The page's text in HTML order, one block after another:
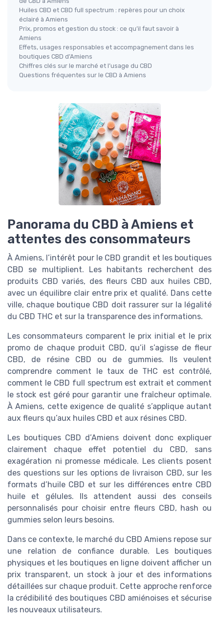
Huiles CBD et CBD full spectrum : repères pour un choix
éclairé à Amiens
Prix, promos et gestion du stock : ce qu’il faut savoir à
Amiens
Effets, usages responsables et accompagnement dans les
boutiques CBD d’Amiens
Chiffres clés sur le marché et l’usage du CBD
Questions fréquentes sur le CBD à Amiens
Panorama du CBD à Amiens et
attentes des consommateurs
À Amiens, l’intérêt pour le CBD grandit et les boutiques
CBD se multiplient. Les habitants recherchent des
produits CBD variés, des fleurs CBD aux huiles CBD,
avec un équilibre clair entre prix et qualité. Dans cette
ville, chaque boutique CBD doit rassurer sur la légalité
du CBD THC et sur la transparence des informations.
Les consommateurs comparent le prix initial et le prix
promo de chaque produit CBD, qu’il s’agisse de fleur
CBD, de résine CBD ou de gummies. Ils veulent
comprendre comment le taux de THC est contrôlé,
comment le CBD full spectrum est extrait et comment
le stock est géré pour garantir une fraîcheur optimale.
À Amiens, cette exigence de qualité s’applique autant
aux fleurs qu’aux huiles CBD et aux résines CBD.
Les boutiques CBD d’Amiens doivent donc expliquer
clairement chaque effet potentiel du CBD, sans
exagération ni promesse médicale. Les clients posent
des questions sur les options de livraison CBD, sur les
formats d’huile CBD et sur les différences entre CBD
huile et gélules. Ils attendent aussi des conseils
personnalisés pour choisir entre fleurs CBD, hash ou
gummies selon leurs besoins.
Dans ce contexte, le marché du CBD Amiens repose sur
une relation de confiance durable. Les boutiques
physiques et les boutiques en ligne doivent afficher un
prix transparent, un stock à jour et des informations
détaillées sur chaque produit. Cette approche renforce
la crédibilité des boutiques CBD amiénoises et sécurise
les nouveaux utilisateurs.